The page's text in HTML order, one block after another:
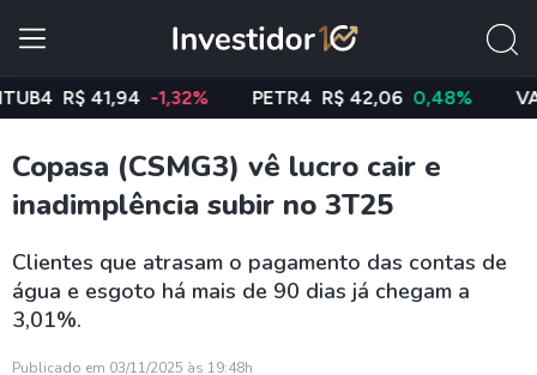
R$ 41,94 -1,32% PETR4 R$ 42,06 0,48% VALE3
Copasa (CSMG3) vê lucro cair e
inadimplência subir no 3T25
Clientes que atrasam o pagamento das contas de
água e esgoto há mais de 90 dias já chegam a
3,01%.
Publicado em 03/11/2025 às 19:48h